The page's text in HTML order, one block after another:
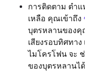
การติดตาม ตำ
เหลือ คุณเข้าถึง
บุตรหลานของ
เสียงรอบทิศทาง
ไมโครโฟน จะ
ของบุตรหลานไ